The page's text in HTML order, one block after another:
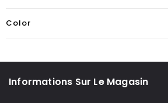
Color
Informations Sur Le Magasin